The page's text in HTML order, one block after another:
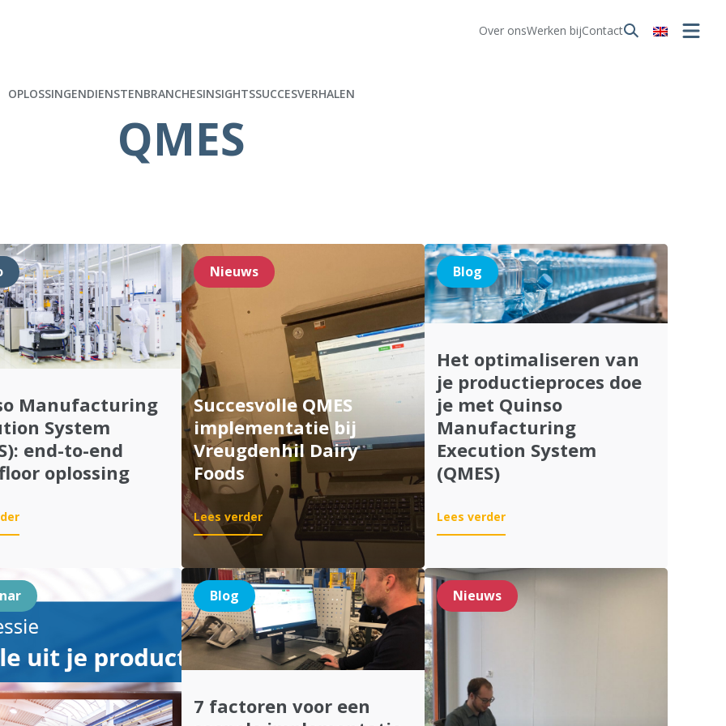
Over onsWerken bijContact
OPLOSSINGENDIENSTENBRANCHESINSIGHTSSUCCESVERHALEN
QMES
Manufacturing
System
end-to-end
oplossing
:
Quinso
System
(QMES):
end-
end
floor
oplossing
Nieuws
Succesvolle QMES
implementatie bij
Vreugdenhil Dairy
Foods
Lees verder:
Succesvolle
implementatie
bij
Vreugdenhil
Dairy
Foods
Blog
Het optimaliseren van
je productieproces doe
je met Quinso
Manufacturing
Execution System
(QMES)
Lees verder:
Het
van
je
productieproces
Blog
7 factoren voor een
Nieuws